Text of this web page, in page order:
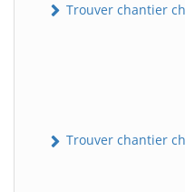
Trouver chantier
Trouver chantier